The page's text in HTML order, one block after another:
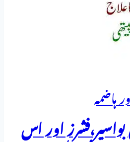
پیتھی
یعنی
ہاضمہ
بواسیر،فشرز اور اس